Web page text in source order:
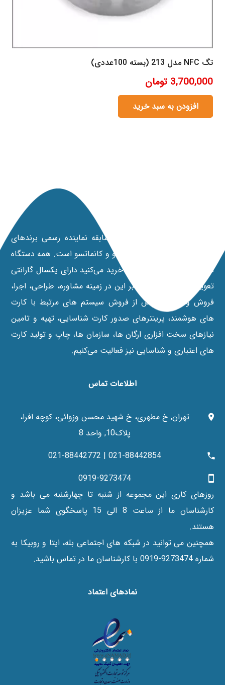
تگ NFC مدل 213 (بسته 100عددی)
3,700,000 تومان
افزودن به سبد خرید
شرکت مانی کارت با 20 سال سابقه نماینده رسمی برندهای
پرینترهای داسکام، نیسکا، فارگو و کانماتسو است. همه دستگاه‌
هایی که از نمایندگی رسمی خرید می‌کنید دارای یکسال گارانتی
تعویض می‌باشند. علاوه بر این در زمينه مشاوره، طراحی، اجرا،
فروش و خدمات پس از فروش سیستم های مرتبط با کارت
های هوشمند، پرينترهای صدور کارت شناسایی، تهیه و تامین
نیازهای سخت افزاری ارگان ها، سازمان ها، چاپ و تولید کارت
های اعتباری و شناسایی نیز فعالیت می‌کنیم.
اطلاعات تماس
تهران, خ مطهری، خ شهید محسن وزوائی، کوچه افرا،
پلاک10, واحد 8
021-88442854 | 021-88442772
0919-9273474
روزهای کاری این مجموعه از شنبه تا چهارشنبه می باشد و
کارشناسان ما از ساعت 8 الی 15 پاسخگوی شما عزیزان
هستند.
همچنین می توانید در شبکه های اجتماعی بله، ایتا و روبیکا به
شماره 9273474-0919 با کارشناسان ما در تماس باشید.
نماد‌های اعتماد